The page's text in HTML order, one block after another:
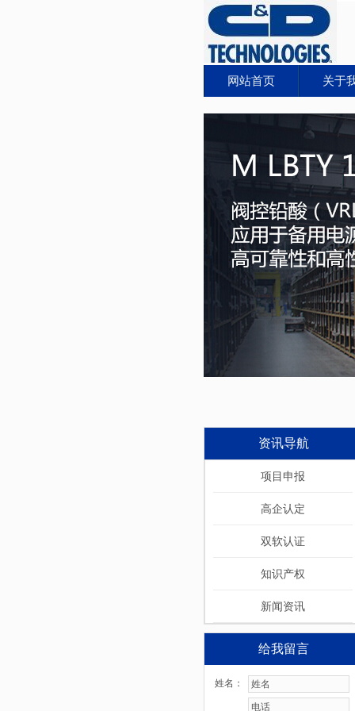
网站首页 关于
资讯导航
项目申报
高企认定
双软认证
知识产权
新闻资讯
给我留言
姓名：